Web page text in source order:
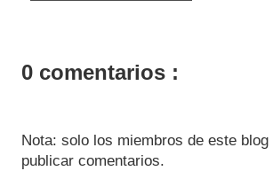
0 comentarios :
Nota: solo los miembros de este blog
publicar comentarios.